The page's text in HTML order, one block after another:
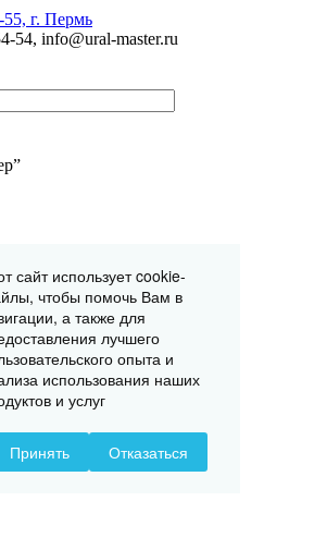
г. Пермь
54, info@ural-master.ru
сайт использует cookie-
чтобы помочь Вам в
а также для
лучшего
опыта и
использования наших
и услуг
Принять Отказаться